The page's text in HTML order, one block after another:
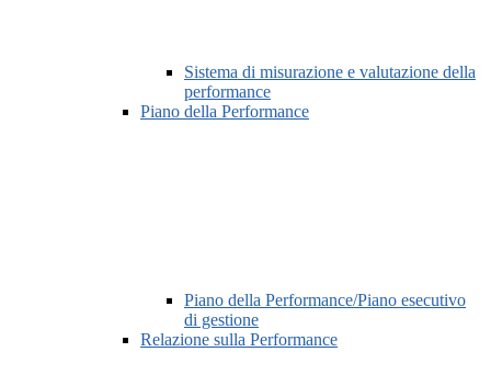
Sistema di misurazione e valutazione della
performance
Piano della Performance
Piano della Performance/Piano esecutivo
di gestione
Relazione sulla Performance